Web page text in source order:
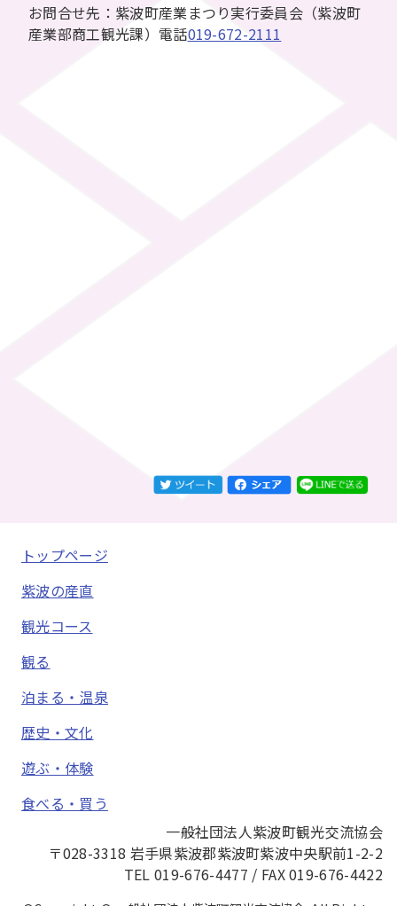
お問合せ先：紫波町産業まつり実行委員会（紫波町
産業部商工観光課）電話019-672-2111
トップページ
紫波の産直
観光コース
観る
泊まる・温泉
歴史・文化
遊ぶ・体験
食べる・買う
一般社団法人紫波町観光交流協会
〒028-3318 岩手県紫波郡紫波町紫波中央駅前1-2-2
TEL 019-676-4477 / FAX 019-676-4422